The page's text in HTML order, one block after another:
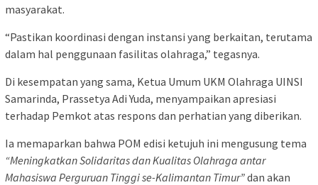
masyarakat.
“Pastikan koordinasi dengan instansi yang berkaitan, terutama
dalam hal penggunaan fasilitas olahraga,” tegasnya.
Di kesempatan yang sama, Ketua Umum UKM Olahraga UINSI
Samarinda, Prassetya Adi Yuda, menyampaikan apresiasi
terhadap Pemkot atas respons dan perhatian yang diberikan.
Ia memaparkan bahwa POM edisi ketujuh ini mengusung tema
“Meningkatkan Solidaritas dan Kualitas Olahraga antar
Mahasiswa Perguruan Tinggi se-Kalimantan Timur”dan akan